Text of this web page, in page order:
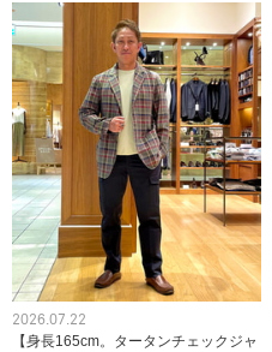
2026.07.22
【身長165cm。タータンチェックジャ